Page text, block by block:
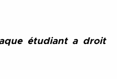
étudiant a droit